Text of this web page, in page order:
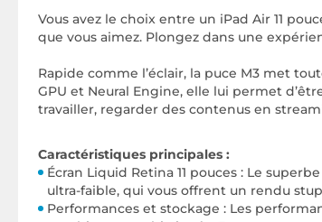
Vous avez le choix entre un iPad Air 11
que vous aimez. Plongez dans une
Rapide comme l’éclair, la puce M3 met
GPU et Neural Engine, elle lui permet
travailler, regarder des contenus en
Caractéristiques principales :
Écran Liquid Retina 11 pouces : Le
ultra-faible, qui vous offrent un rendu
Performances et stockage : Les